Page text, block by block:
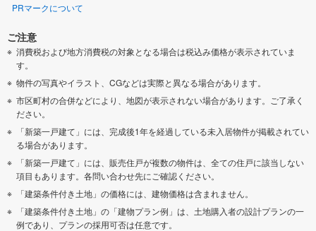
PRマークについて
ご注意
消費税および地方消費税の対象となる場合は税込み価格が表示されていま
す。
物件の写真やイラスト、CGなどは実際と異なる場合があります。
市区町村の合併などにより、地図が表示されない場合があります。ご了承く
ださい。
「新築一戸建て」には、完成後1年を経過している未入居物件が掲載されてい
る場合があります。
「新築一戸建て」には、販売住戸が複数の物件は、全ての住戸に該当しない
項目もあります。各問い合わせ先にご確認ください。
「建築条件付き土地」の価格には、建物価格は含まれません。
「建築条件付き土地」の「建物プラン例」は、土地購入者の設計プランの一
例であり、プランの採用可否は任意です。